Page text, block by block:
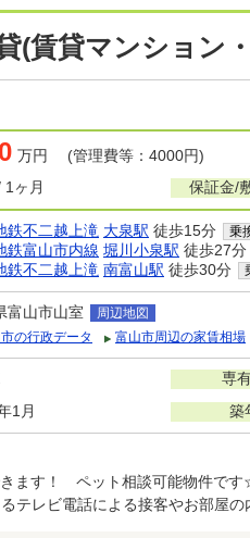
(賃貸マンション
万円 (管理費等：4000円)
1ヶ月 保証金/
鉄不二越上滝 大泉駅 徒歩15分 乗
鉄富山市内線 堀川小泉駅 徒歩27分
鉄不二越上滝 南富山駅 徒歩30分
富山市山室
周辺地図
の行政データ
富山市周辺の家賃相場
専
1月 築
ます！ ペット相談可能物件で
テレビ電話による接客やお部屋の